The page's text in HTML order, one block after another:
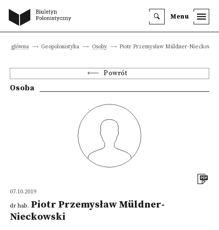
Menu
główna Geopolonistyka Osoby Piotr Przemysław Müldner-Nieckowski
Powrót
Osoba
07.10.2019
dr hab. Piotr Przemysław Müldner-
Nieckowski